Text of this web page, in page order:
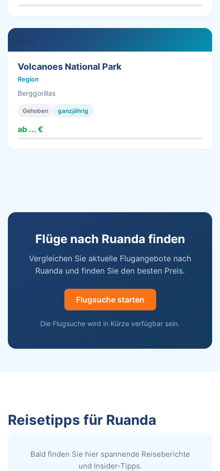
Volcanoes National Park
Region
Berggorillas
Gehoben ganzjährig
ab ... €
Flüge nach Ruanda finden
Vergleichen Sie aktuelle Flugangebote nach
Ruanda und finden Sie den besten Preis.
Flugsuche starten
Die Flugsuche wird in Kürze verfügbar sein.
Reisetipps für Ruanda
Bald finden Sie hier spannende Reiseberichte
und Insider-Tipps.